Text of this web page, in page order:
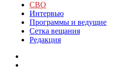
СВО
Интервью
Программы и ведущие
Сетка вещания
Редакция